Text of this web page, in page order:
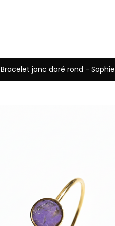
Bracelet jonc doré rond - Sophie